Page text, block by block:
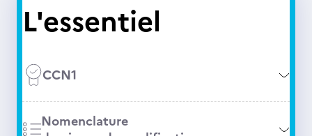
L'essentiel
CCN1
Nomenclature